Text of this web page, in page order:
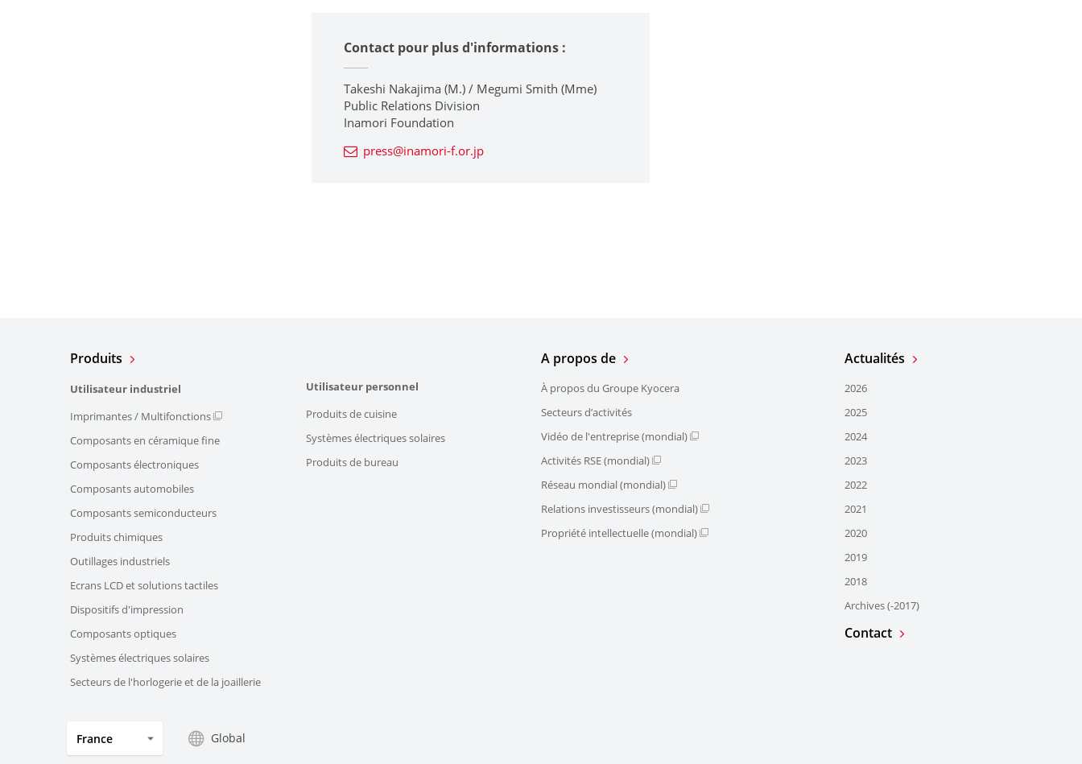
Contact pour plus d'informations :
Takeshi Nakajima (M.) / Megumi Smith (Mme)
Public Relations Division
Inamori Foundation
press@inamori-f.or.jp
Produits
Utilisateur industriel
Imprimantes / Multifonctions
Composants en céramique fine
Composants électroniques
Composants automobiles
Composants semiconducteurs
Produits chimiques
Outillages industriels
Ecrans LCD et solutions tactiles
Dispositifs d'impression
Composants optiques
Systèmes électriques solaires
Secteurs de l'horlogerie et de la joaillerie
Utilisateur personnel
Produits de cuisine
Systèmes électriques solaires
Produits de bureau
A propos de
À propos du Groupe Kyocera
Secteurs d’activités
Vidéo de l'entreprise (mondial)
Activités RSE (mondial)
Réseau mondial (mondial)
Relations investisseurs (mondial)
Propriété intellectuelle (mondial)
Actualités
2026
2025
2024
2023
2022
2021
2020
2019
2018
Archives (-2017)
Contact
France Global